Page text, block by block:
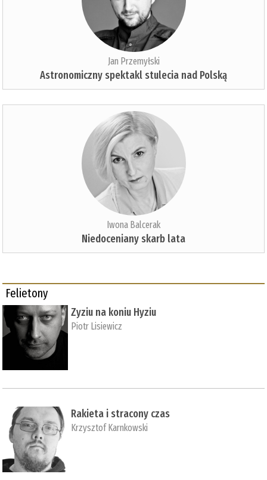
Jan Przemyłski
Astronomiczny spektakl stulecia nad Polską
Iwona Balcerak
Niedoceniany skarb lata
Felietony
Zyziu na koniu Hyziu
Piotr Lisiewicz
Rakieta i stracony czas
Krzysztof Karnkowski